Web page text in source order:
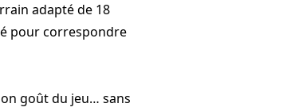
adapté de 18
pour correspondre
goût du jeu… sans